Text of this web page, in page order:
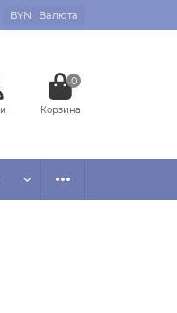
BYN Валюта
0